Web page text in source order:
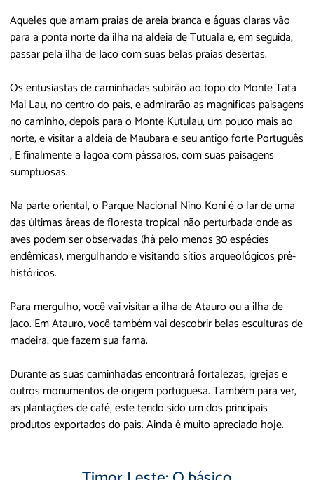
Aqueles que amam praias de areia branca e águas claras vão
para a ponta norte da ilha na aldeia de Tutuala e, em seguida,
passar pela ilha de Jaco com suas belas praias desertas.
Os entusiastas de caminhadas subirão ao topo do Monte Tata
Mai Lau, no centro do país, e admirarão as magníficas paisagens
no caminho, depois para o Monte Kutulau, um pouco mais ao
norte, e visitar a aldeia de Maubara e seu antigo forte Português
, E finalmente a lagoa com pássaros, com suas paisagens
sumptuosas.
Na parte oriental, o Parque Nacional Nino Koni é o lar de uma
das últimas áreas de floresta tropical não perturbada onde as
aves podem ser observadas (há pelo menos 30 espécies
endêmicas), mergulhando e visitando sítios arqueológicos pré-
históricos.
Para mergulho, você vai visitar a ilha de Atauro ou a ilha de
Jaco. Em Atauro, você também vai descobrir belas esculturas de
madeira, que fazem sua fama.
Durante as suas caminhadas encontrará fortalezas, igrejas e
outros monumentos de origem portuguesa. Também para ver,
as plantações de café, este tendo sido um dos principais
produtos exportados do país. Ainda é muito apreciado hoje.